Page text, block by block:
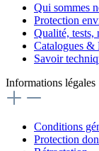
Qui sommes
Protection
Qualité, tests,
Catalogues &
Savoir
Informations légales
Conditions
Protection